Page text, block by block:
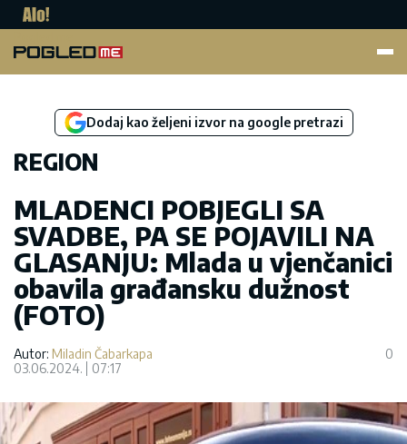
Dodaj kao željeni izvor na google pretrazi
REGION
MLADENCI POBJEGLI SA
SVADBE, PA SE POJAVILI NA
GLASANJU: Mlada u vjenčanici
obavila građansku dužnost
(FOTO)
Autor: Miladin Čabarkapa
03.06.2024.
07:17
0